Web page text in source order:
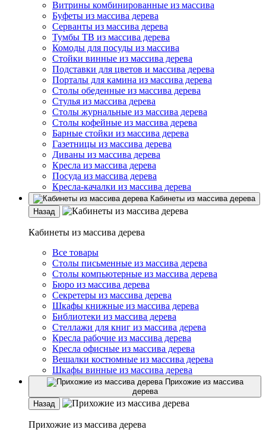
Витрины комбинированные из массива
Буфеты из массива дерева
Серванты из массива дерева
Тумбы ТВ из массива дерева
Комоды для посуды из массива
Стойки винные из массива дерева
Подставки для цветов и массива дерева
Порталы для камина из массива дерева
Столы обеденные из массива дерева
Стулья из массива дерева
Столы журнальные из массива дерева
Столы кофейные из массива дерева
Барные стойки из массива дерева
Газетницы из массива дерева
Диваны из массива дерева
Кресла из массива дерева
Посуда из массива дерева
Кресла-качалки из массива дерева
Кабинеты из массива дерева
Назад
Кабинеты из массива дерева
Все товары
Столы письменные из массива дерева
Столы компьютерные из массива дерева
Бюро из массива дерева
Секретеры из массива дерева
Шкафы книжные из массива дерева
Библиотеки из массива дерева
Стеллажи для книг из массива дерева
Кресла рабочие из массива дерева
Кресла офисные из массива дерева
Вешалки костюмные из массива дерева
Шкафы винные из массива дерева
Прихожие из массива
дерева
Назад
Прихожие из массива дерева